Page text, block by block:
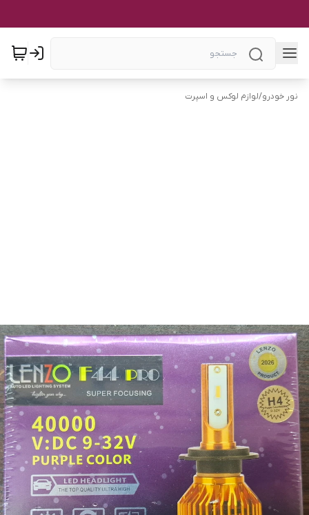
نور خودرو/لوازم لوکس و اسپرت